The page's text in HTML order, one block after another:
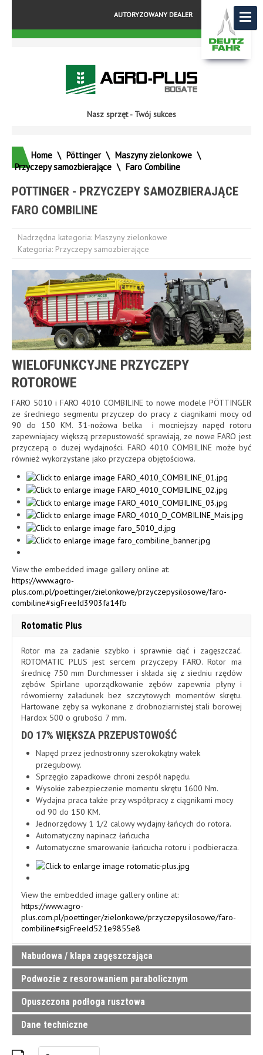
AUTORYZOWANY DEALER
Nasz sprzęt - Twój sukces
Home \ Pöttinger \ Maszyny zielonkowe \
Przyczepy samozbierające \ Faro Combiline
POTTINGER - PRZYCZEPY SAMOZBIERAJĄCE
FARO COMBILINE
Nadrzędna kategoria: Maszyny zielonkowe
Kategoria: Przyczepy samozbierające
WIELOFUNKCYJNE PRZYCZEPY
ROTOROWE
FARO 5010 i FARO 4010 COMBILINE to nowe modele PÖTTINGER
ze średniego segmentu przyczep do pracy z ciagnikami mocy od
90 do 150 KM. 31-nożowa belka i mocniejszy napęd rotoru
zapewniajacy większą przepustowość sprawiają, ze nowe FARO jest
przyczepą o duzej wydajności. FARO 4010 COMBILINE może być
również wykorzystane jako przyczepa objętościowa.
View the embedded image gallery online at:
https://www.agro-
plus.com.pl/poettinger/zielonkowe/przyczepysilosowe/faro-
combiline#sigFreeId3903fa14fb
Rotomatic Plus
Rotor ma za zadanie szybko i sprawnie ciąć i zagęszczać.
ROTOMATIC PLUS jest sercem przyczepy FARO. Rotor ma
średnicę 750 mm Durchmesser i składa się z siedniu rzędów
zębów. Spirlane uporządkowanie zębów zapewnia płyny i
rówomierny załadunek bez szczytowych momentów skrętu.
Hartowane zęby sa wykonane z drobnoziarnistej stali borowej
Hardox 500 o grubości 7 mm.
DO 17% WIĘKSZA PRZEPUSTOWOŚĆ
Napęd przez jednostronny szerokokątny wałek
przegubowy.
Sprzęgło zapadkowe chroni zespół napędu.
Wysokie zabezpieczenie momentu skrętu 1600 Nm.
Wydajna praca także przy współpracy z ciągnikami mocy
od 90 do 150 KM.
Jednorzędowy 1 1/2 calowy wydajny łańcych do rotora.
Automatyczny napinacz łańcucha
Automatyczne smarowanie łańcucha rotoru i podbieracza.
View the embedded image gallery online at:
https://www.agro-
plus.com.pl/poettinger/zielonkowe/przyczepysilosowe/faro-
combiline#sigFreeId521e9855e8
Nabudowa / klapa zagęszczająca
MOCNA I LEKKA NABUDOWA
Mocna nabudowa składa się ze stręconej ramy z gęsto
rozstawionymi wspornikami ścian o lekkiej konstrukcji.
Automatyka załadunku dysponuje dwoma puktami
pomiarowymi. Zagęszczenie jest regulowane przy pomocy
Podwozie z resorowaniem parabolicznym
Wahacz wyrównujący zapewnia równe obciążenie kół przy
hamowaniu. Jednoczesnie perfekcyjnie amortyzuje na pryźmie
i gwarantuje spokojną jazdę po polu i drodze. Duży odstęp
sprężyn z przodu 1100 mm.
Opuszczona podłoga rusztowa
Podłoga rusztowa została z przodu obniżona o 150 mm, co
dało możliwość zamontowania ogumienia 710/45 R 22,5.
Mocne ogniwa łańcucha gwaranują szybki wyładunek. Masa
Dane techniczne